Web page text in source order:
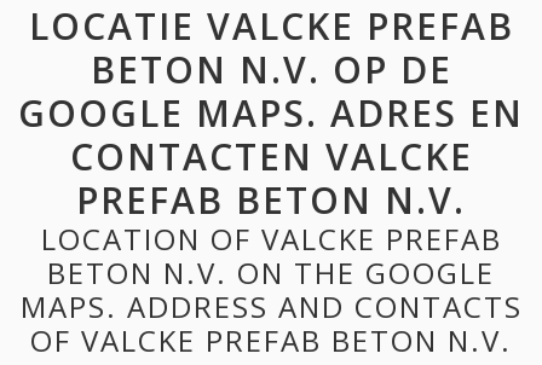
LOCATIE VALCKE PREFAB
BETON N.V. OP DE
GOOGLE MAPS. ADRES EN
CONTACTEN VALCKE
PREFAB BETON N.V.
LOCATION OF VALCKE PREFAB
BETON N.V. ON THE GOOGLE
MAPS. ADDRESS AND CONTACTS
OF VALCKE PREFAB BETON N.V.